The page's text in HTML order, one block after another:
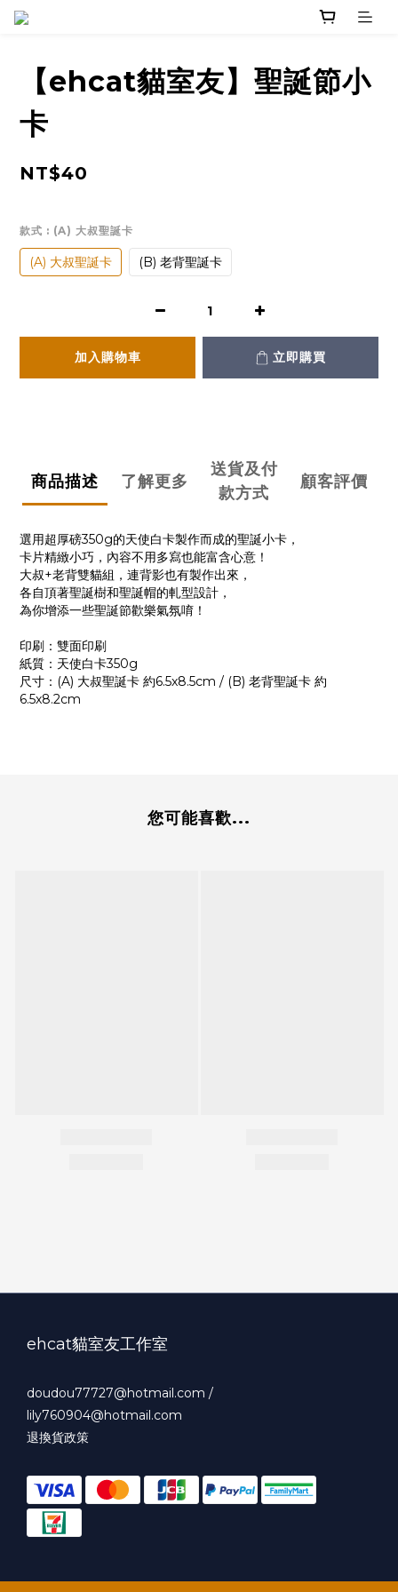
【ehcat貓室友】聖誕節小
卡
NT$40
款式 : (A) 大叔聖誕卡
(A) 大叔聖誕卡 (B) 老背聖誕卡
加入購物車 立即購買
商品描述 了解更多
送貨及付
款方式
顧客評價
選用超厚磅350g的天使白卡製作而成的聖誕小卡，
卡片精緻小巧，內容不用多寫也能富含心意！
大叔+老背雙貓組，連背影也有製作出來，
各自頂著聖誕樹和聖誕帽的軋型設計，
為你增添一些聖誕節歡樂氣氛唷！
印刷：雙面印刷
紙質：天使白卡350g
尺寸：(A) 大叔聖誕卡 約6.5x8.5cm / (B) 老背聖誕卡 約
6.5x8.2cm
您可能喜歡...
ehcat貓室友工作室
doudou77727@hotmail.com /
lily760904@hotmail.com
退換貨政策